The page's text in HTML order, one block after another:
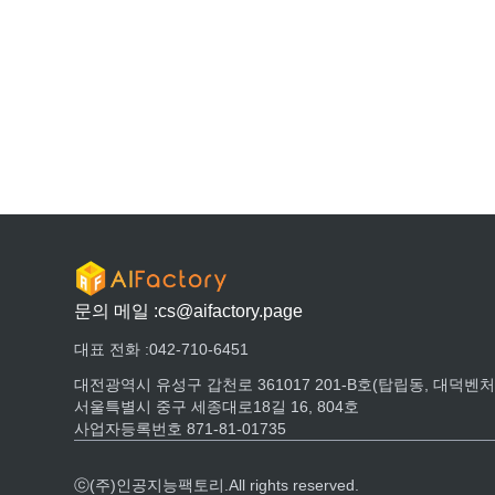
문의 메일 :cs@aifactory.page
대표 전화 :042-710-6451
대전광역시 유성구 갑천로 361017 201-B호(탑립동, 대덕벤
서울특별시 중구 세종대로18길 16, 804호
사업자등록번호 871-81-01735
ⓒ(주)인공지능팩토리.All rights reserved.